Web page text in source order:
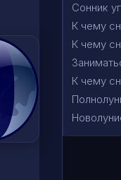
Сонник
К чему
К чему
К чему